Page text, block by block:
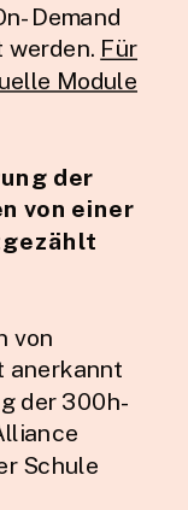
Demand
werden. Für
Module
der
von einer
von
anerkannt
der 300h-
Schule